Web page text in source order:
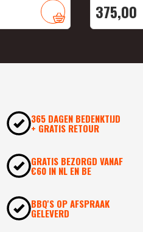
375,00
365 DAGEN BEDENKTIJD
+ GRATIS RETOUR
GRATIS BEZORGD VANAF
€60 IN NL EN BE
BBQ'S OP AFSPRAAK
GELEVERD